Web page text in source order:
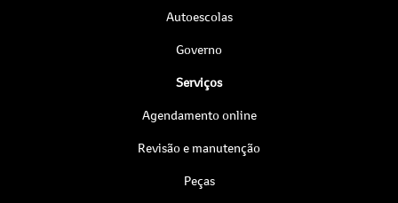
Autoescolas
Governo
Serviços
Agendamento online
Revisão e manutenção
Peças